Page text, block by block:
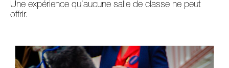
Une expérience qu’aucune salle de classe ne peut
offrir.